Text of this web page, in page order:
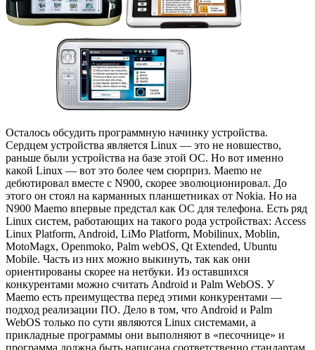
Осталось обсудить программную начинку устройства.
Сердцем устройства является Linux — это не новшество,
раньше были устройства на базе этой ОС. Но вот именно
какой Linux — вот это более чем сюрприз. Maemo не
дебютировал вместе с N900, скорее эволюционировал. До
этого он стоял на карманных планшетниках от Nokia. Но на
N900 Maemo впервые предстал как ОС для телефона. Есть ряд
Linux систем, работающих на такого рода устройствах: Access
Linux Platform, Android, LiMo Platform, Mobilinux, Moblin,
MotoMagx, Openmoko, Palm webOS, Qt Extended, Ubuntu
Mobile. Часть из них можно выкинуть, так как они
ориентированы скорее на нетбуки. Из оставшихся
конкурентами можно считать Android и Palm WebOS. У
Maemo есть преимущества перед этими конкурентами —
подход реализации ПО. Дело в том, что Android и Palm
WebOS только по сути являются Linux системами, а
прикладные программы они выполняют в «песочнице» и